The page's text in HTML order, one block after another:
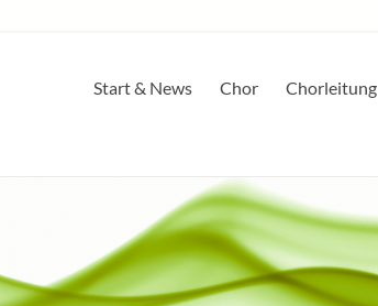
Start & News Chor Chorleitung